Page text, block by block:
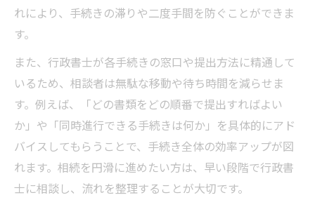
れにより、手続きの滞りや二度手間を防ぐことができま
す。
また、行政書士が各手続きの窓口や提出方法に精通して
いるため、相談者は無駄な移動や待ち時間を減らせま
す。例えば、「どの書類をどの順番で提出すればよい
か」や「同時進行できる手続きは何か」を具体的にアド
バイスしてもらうことで、手続き全体の効率アップが図
れます。相続を円滑に進めたい方は、早い段階で行政書
士に相談し、流れを整理することが大切です。